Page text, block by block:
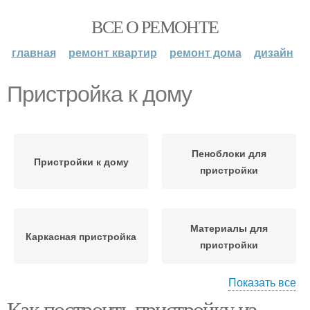
ВСЕ О РЕМОНТЕ
главная ремонт квартир ремонт дома дизайн
Пристройка к дому
Пристройки к дому
Пеноблоки для
пристройки
Каркасная пристройка
Материалы для
пристройки
Показать все